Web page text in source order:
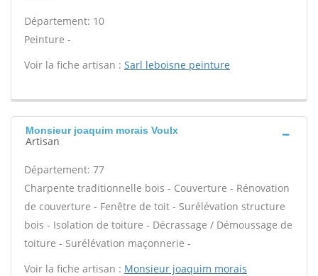
Département: 10
Peinture -
Voir la fiche artisan : Sarl leboisne peinture
Monsieur joaquim morais Voulx
Artisan
Département: 77
Charpente traditionnelle bois - Couverture - Rénovation
de couverture - Fenêtre de toit - Surélévation structure
bois - Isolation de toiture - Décrassage / Démoussage de
toiture - Surélévation maçonnerie -
Voir la fiche artisan : Monsieur joaquim morais